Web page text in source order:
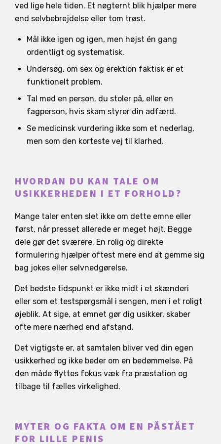
ved lige hele tiden. Et nøgternt blik hjælper mere
end selvbebrejdelse eller tom trøst.
Mål ikke igen og igen, men højst én gang
ordentligt og systematisk.
Undersøg, om sex og erektion faktisk er et
funktionelt problem.
Tal med en person, du stoler på, eller en
fagperson, hvis skam styrer din adfærd.
Se medicinsk vurdering ikke som et nederlag,
men som den korteste vej til klarhed.
HVORDAN DU KAN TALE OM
USIKKERHEDEN I ET FORHOLD?
Mange taler enten slet ikke om dette emne eller
først, når presset allerede er meget højt. Begge
dele gør det sværere. En rolig og direkte
formulering hjælper oftest mere end at gemme sig
bag jokes eller selvnedgørelse.
Det bedste tidspunkt er ikke midt i et skænderi
eller som et testspørgsmål i sengen, men i et roligt
øjeblik. At sige, at emnet gør dig usikker, skaber
ofte mere nærhed end afstand.
Det vigtigste er, at samtalen bliver ved din egen
usikkerhed og ikke beder om en bedømmelse. På
den måde flyttes fokus væk fra præstation og
tilbage til fælles virkelighed.
MYTER OG FAKTA OM EN PÅSTÅET
FOR LILLE PENIS